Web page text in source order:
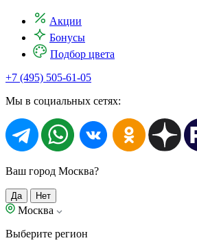
Акции
Бонусы
Подбор цвета
+7 (495) 505-61-05
Мы в социальных сетях:
Ваш город Москва?
Да Нет
Москва
Выберите регион